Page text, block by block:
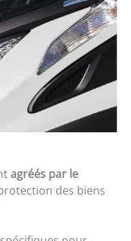
agréés par le
des biens